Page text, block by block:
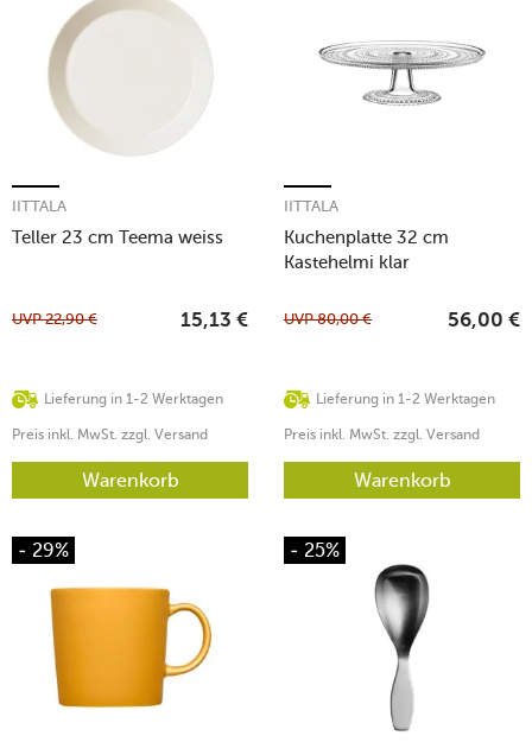
Teller 23 cm Teema weiss
IITTALA
Lieferung in 1-2 Werktagen
UVP22,90 € 15,13 €
Preis inkl. MwSt. zzgl. Versand
Warenkorb
Kuchenplatte 32 cm
Kastehelmi klar
IITTALA
Lieferung in 1-2 Werktagen
UVP80,00 € 56,00 €
Preis inkl. MwSt. zzgl. Versand
Warenkorb
- 29% - 25%